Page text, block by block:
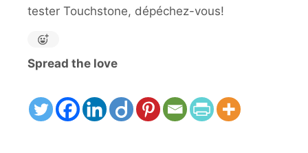
tester Touchstone, dépéchez-vous!
Spread the love